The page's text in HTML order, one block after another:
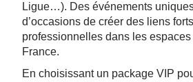
Ligue…). Des événements
d’occasions de créer des liens
professionnelles dans les
France.
En choisissant un package VIP